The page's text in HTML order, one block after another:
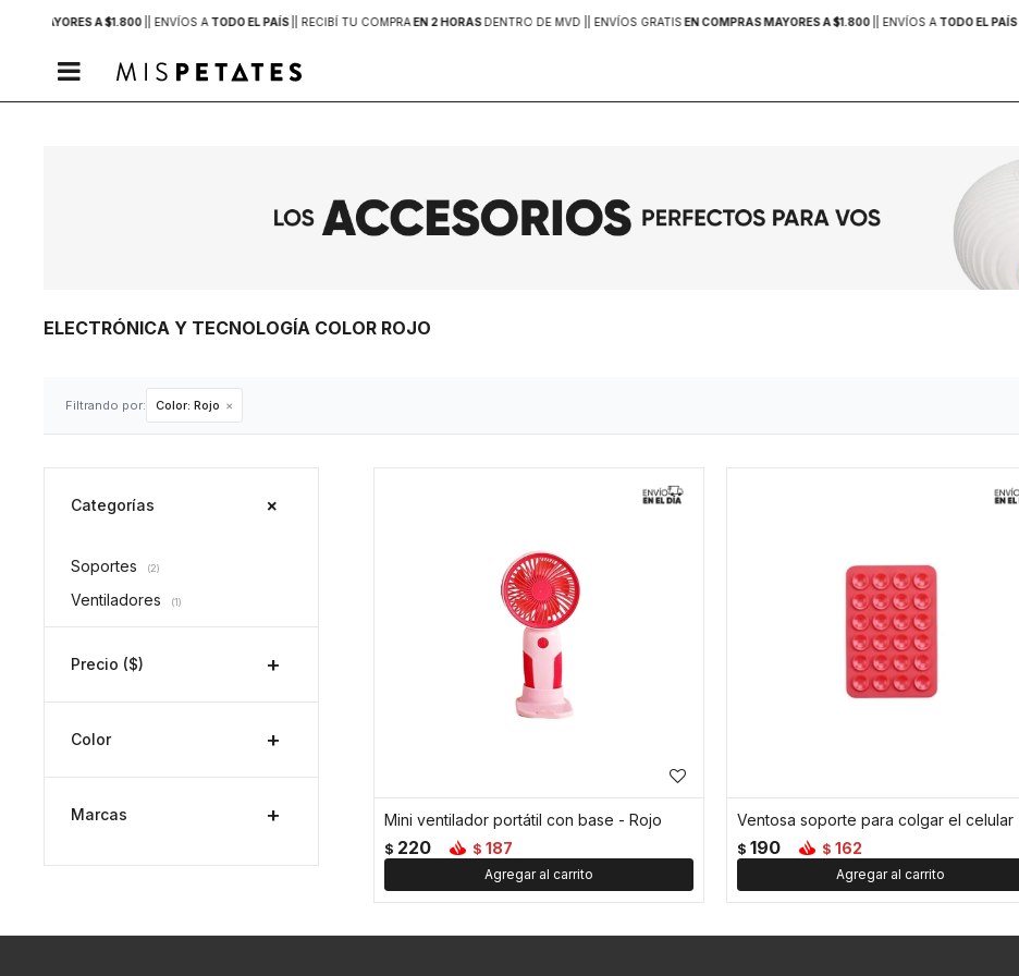
MAYORES A $1.800 | ENVÍOS A TODO EL PAÍS | RECIBÍ TU COMPRAEN 2 HORASDENTRO DE MVD | | ENVÍOS GRATISEN COMPRAS MAYORES A $1.800 | ENVÍOS A TODO EL PAÍS

ELECTRÓNICA Y TECNOLOGÍA COLOR ROJO
Filtrando por: Color: Rojo
Mini ventilador portátil con base - Rojo
$ 220 $ 187 $ 190 $ 162
Categorías
Soportes (2)
Ventiladores (1)
Precio ($)
Color
Marcas